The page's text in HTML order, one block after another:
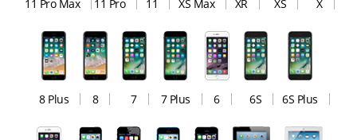
11 Pro Max 11 Pro 11 XS Max XR XS X
8 Plus 8 7 7 Plus 6 6S 6S Plus